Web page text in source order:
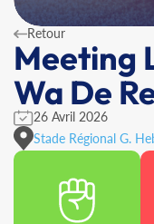
Retour
Meeting
Wa De
26 Avril 2026
Stade Régional G.